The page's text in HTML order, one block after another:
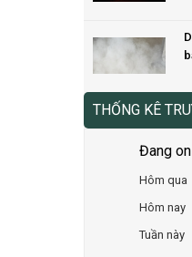
THỐNG KÊ
Đang
Hôm qua
Hôm nay
Tuần này